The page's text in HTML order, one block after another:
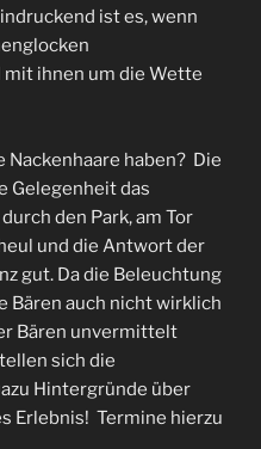
ist es, wenn
ihnen um die Wette
Nackenhaare haben? Die
Gelegenheit das
den Park, am Tor
und die Antwort der
gut. Da die Beleuchtung
Bären auch nicht wirklich
Bären unvermittelt
sich die
Hintergründe über
Erlebnis! Termine hierzu